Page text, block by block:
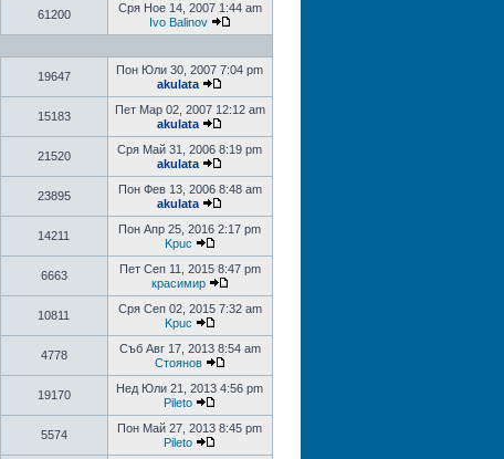
61200
Сря Ное 14, 2007 1:44 am
Ivo Balinov
19647
Пон Юли 30, 2007 7:04 pm
akulata
15183
Пет Мар 02, 2007 12:12 am
akulata
21520
Сря Май 31, 2006 8:19 pm
akulata
23895
Пон Фев 13, 2006 8:48 am
akulata
14211
Пон Апр 25, 2016 2:17 pm
Kpuc
6663
Пет Сеп 11, 2015 8:47 pm
красимир
10811
Сря Сеп 02, 2015 7:32 am
Kpuc
4778
Съб Авг 17, 2013 8:54 am
Стоянов
19170
Нед Юли 21, 2013 4:56 pm
Pileto
5574
Пон Май 27, 2013 8:45 pm
Pileto